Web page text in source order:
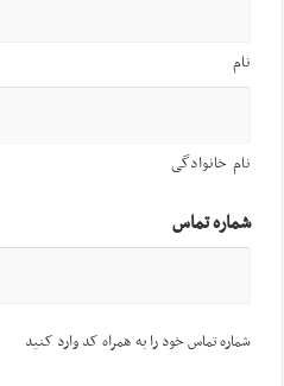
نام
نام خانوادگی
شماره تماس
شماره تماس خود را به همراه کد وارد کنید